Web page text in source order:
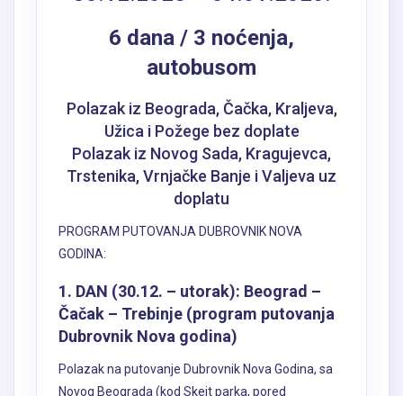
6 dana / 3 noćenja,
autobusom
Polazak iz Beograda, Čačka, Kraljeva,
Užica i Požege bez doplate
Polazak iz Novog Sada, Kragujevca,
Trstenika, Vrnjačke Banje i Valjeva uz
doplatu
PROGRAM PUTOVANJA DUBROVNIK NOVA
GODINA:
1. DAN (30.12. – utorak): Beograd –
Čačak – Trebinje (program putovanja
Dubrovnik Nova godina)
Polazak na putovanje Dubrovnik Nova Godina, sa
Novog Beograda (kod Skejt parka, pored